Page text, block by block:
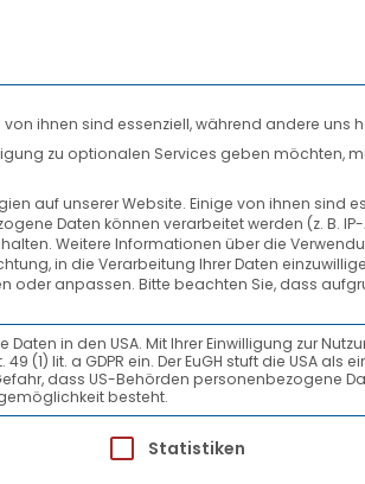
VTL
ihnen sind essenziell, während andere uns
zu optionalen Services geben möchten,
auf unserer Website. Einige von ihnen sind
Daten können verarbeitet werden (z. B.
Weitere Informationen über die
in die Verarbeitung Ihrer Daten
oder anpassen. Bitte beachten Sie, dass
in den USA. Mit Ihrer Einwilligung zur
(1) lit. a GDPR ein. Der EuGH stuft die USA
dass US-Behörden personenbezogene
besteht.
Gruppen, für die eine
Statistiken